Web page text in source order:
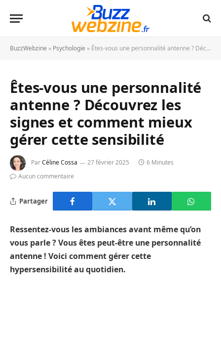
BuzzWebzine » Psychologie » Êtes-vous une personnalité antenne ? Découvrez les signes et comment mieux gérer cette sensibilité
Êtes-vous une personnalité
antenne ? Découvrez les
signes et comment mieux
gérer cette sensibilité
ParCéline Cossa 27 février 2025
6 Minutes
Aucun commentaire
Partager
Ressentez-vous les ambiances avant même qu’on
vous parle ? Vous êtes peut-être une personnalité
antenne ! Voici comment gérer cette
hypersensibilité au quotidien.